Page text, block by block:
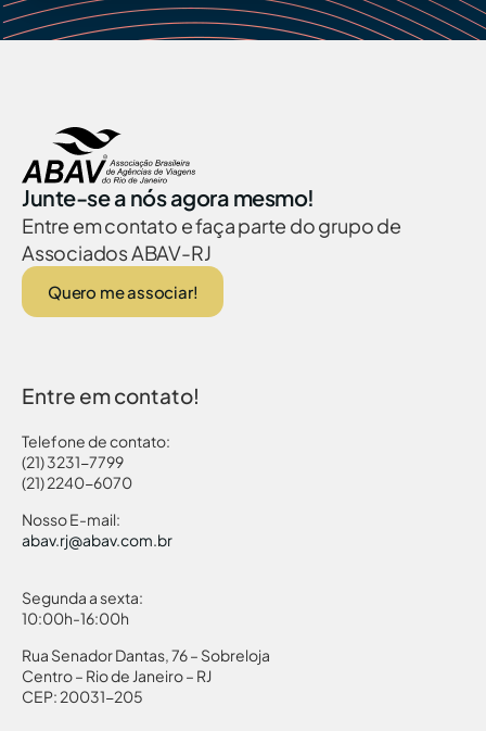
Junte-se a nós agora mesmo!
Entre em contato e faça parte do grupo de
Associados ABAV-RJ
Quero me associar!
Entre em contato!
Telefone de contato:
(21) 3231-7799
(21) 2240-6070
Nosso E-mail:
abav.rj@abav.com.br
Segunda a sexta:
10:00h-16:00h
Rua Senador Dantas, 76 – Sobreloja
Centro – Rio de Janeiro – RJ
CEP: 20031-205